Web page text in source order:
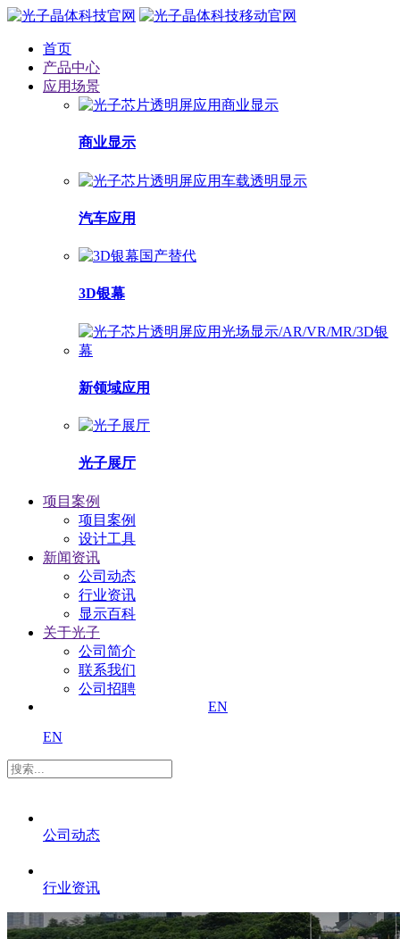
首页
产品中心
应用场景
商业显示
汽车应用
3D银幕
新领域应用
光子展厅
项目案例
项目案例
设计工具
新闻资讯
公司动态
行业资讯
显示百科
关于光子
公司简介
联系我们
公司招聘
EN
EN
公司动态
行业资讯